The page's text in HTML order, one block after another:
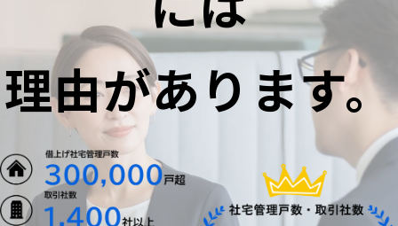
社宅について学ぶ
よくあるご質問
セミナー
理由があります。